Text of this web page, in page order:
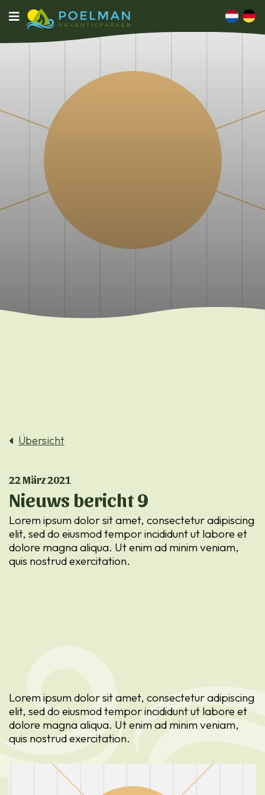
Übersicht
22 März 2021
Nieuws bericht 9
Lorem ipsum dolor sit amet, consectetur adipiscing
elit, sed do eiusmod tempor incididunt ut labore et
dolore magna aliqua. Ut enim ad minim veniam,
quis nostrud exercitation.
Lorem ipsum dolor sit amet, consectetur adipiscing
elit, sed do eiusmod tempor incididunt ut labore et
dolore magna aliqua. Ut enim ad minim veniam,
quis nostrud exercitation.